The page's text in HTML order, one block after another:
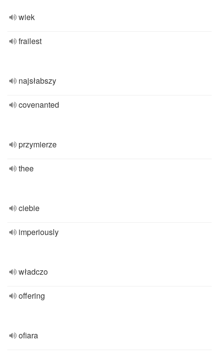
wiek
frailest
najsłabszy
covenanted
przymierze
thee
ciebie
imperiously
władczo
offering
ofiara